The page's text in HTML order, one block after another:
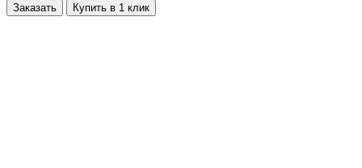
Заказать Купить в 1 клик